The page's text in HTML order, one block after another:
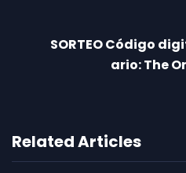
SORTEO Código
ario: The
Related Articles